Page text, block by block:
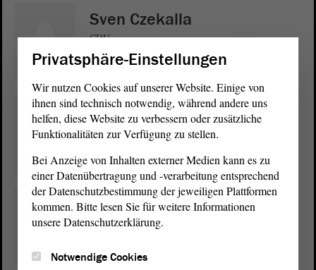
Sven Czekalla
CDU
Anne-Marie Keding
CDU
Dr. Anja Schneider
CDU
Privatsphäre-Einstellungen
Wir nutzen Cookies auf unserer Website. Einige von
ihnen sind technisch notwendig, während andere uns
helfen, diese Website zu verbessern oder zusätzliche
Funktionalitäten zur Verfügung zu stellen.
Bei Anzeige von Inhalten externer Medien kann es zu
einer Datenübertragung und -verarbeitung entsprechend
der Datenschutzbestimmung der jeweiligen Plattformen
kommen. Bitte lesen Sie für weitere Informationen
unsere Datenschutzerklärung.
Notwendige Cookies